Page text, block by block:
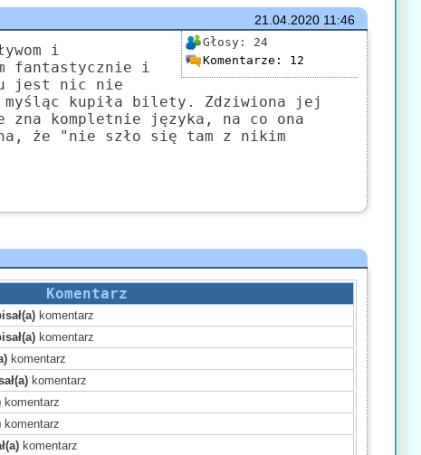
21.04.202011:46
Głosy: 24
Komentarze: 12
i
fantastycznie i
jest nic nie
kupiła bilety. Zdziwiona jej
zna kompletnie języka, na co ona
że "nie szło się tam z nikim
Komentarz
komentarz
komentarz
komentarz
komentarz
komentarz
komentarz
komentarz